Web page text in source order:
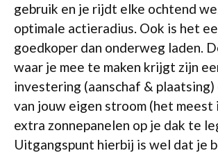
gebruik en je rijdt elke ochtend
optimale actieradius. Ook is het
goedkoper dan onderweg laden.
waar je mee te maken krijgt zijn
investering (aanschaf & plaatsing)
van jouw eigen stroom (het meest
extra zonnepanelen op je dak te
Uitgangspunt hierbij is wel dat je